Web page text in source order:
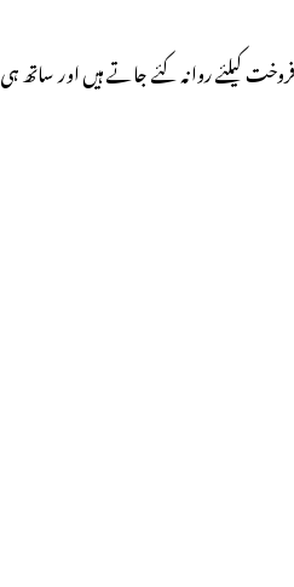
کیلئے روانہ کئے جاتے ہیں اور ساتھ ہی